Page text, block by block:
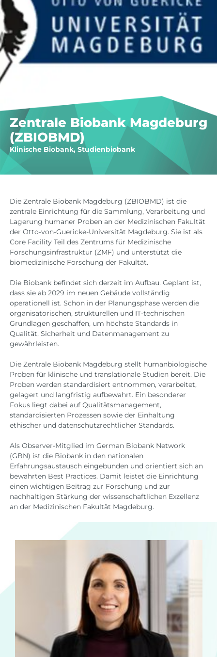
Zentrale Biobank Magdeburg
(ZBIOBMD)
Klinische Biobank, Studienbiobank
Die Zentrale Biobank Magdeburg (ZBIOBMD) ist die
zentrale Einrichtung für die Sammlung, Verarbeitung und
Lagerung humaner Proben an der Medizinischen Fakultät
der Otto-von-Guericke-Universität Magdeburg. Sie ist als
Core Facility Teil des Zentrums für Medizinische
Forschungsinfrastruktur (ZMF) und unterstützt die
biomedizinische Forschung der Fakultät.
Die Biobank befindet sich derzeit im Aufbau. Geplant ist,
dass sie ab 2029 im neuen Gebäude vollständig
operationell ist. Schon in der Planungsphase werden die
organisatorischen, strukturellen und IT-technischen
Grundlagen geschaffen, um höchste Standards in
Qualität, Sicherheit und Datenmanagement zu
gewährleisten.
Die Zentrale Biobank Magdeburg stellt humanbiologische
Proben für klinische und translationale Studien bereit. Die
Proben werden standardisiert entnommen, verarbeitet,
gelagert und langfristig aufbewahrt. Ein besonderer
Fokus liegt dabei auf Qualitätsmanagement,
standardisierten Prozessen sowie der Einhaltung
ethischer und datenschutzrechtlicher Standards.
Als Observer-Mitglied im German Biobank Network
(GBN) ist die Biobank in den nationalen
Erfahrungsaustausch eingebunden und orientiert sich an
bewährten Best Practices. Damit leistet die Einrichtung
einen wichtigen Beitrag zur Forschung und zur
nachhaltigen Stärkung der wissenschaftlichen Exzellenz
an der Medizinischen Fakultät Magdeburg.